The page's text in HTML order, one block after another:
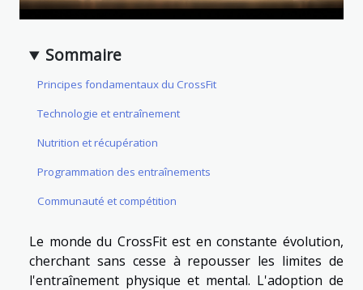
Sommaire
Principes fondamentaux du CrossFit
Technologie et entraînement
Nutrition et récupération
Programmation des entraînements
Communauté et compétition
Le monde du CrossFit est en constante évolution,
cherchant sans cesse à repousser les limites de
l'entraînement physique et mental. L'adoption de